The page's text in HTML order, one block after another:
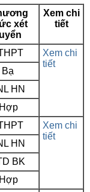
xét
Xem chi
tiết
Xem chi
tiết
Bạ
HN
Xem chi
tiết
HN
BK